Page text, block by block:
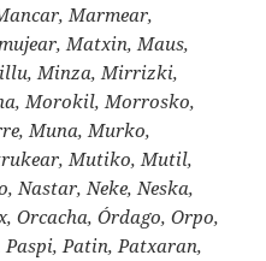
Marmear,
Matxin, Maus,
Minza, Mirrizki,
Morokil, Morrosko,
Muna, Murko,
Mutiko, Mutil,
Nastar, Neke, Neska,
Orcacha, Órdago, Orpo,
Patin, Patxaran,